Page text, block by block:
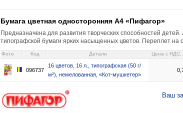
Бумага цветная односторонняя А4 «Пифагор»
Предназначена для развития творческих способностей
типографской бумаги ярких насыщенных цветов. Переплет на
Фото Код Детали Цена c НДС,
096737
16 цветов, 16 л., типографская (50 г/
м²), немелованная, «Кот-мушкетер»
Ваш